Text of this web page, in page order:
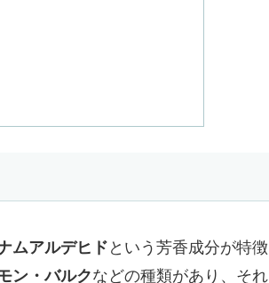
ムアルデヒド という芳香成分が特徴
ン・バルクなどの種類があり、それ